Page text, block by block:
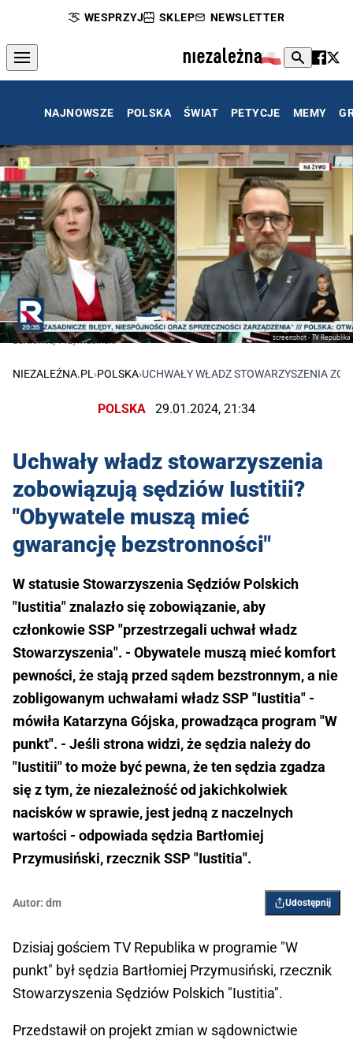
WESPRZYJ SKLEP NEWSLETTER
NAJNOWSZE POLSKA ŚWIAT PETYCJE MEMY
screenshot - TV Republika
Bartłomiej Przymusiński
NIEZALEŻNA.PL ›POLSKA›UCHWAŁY WŁADZ STOWARZYSZENIA
POLSKA 29.01.2024, 21:34
Uchwały władz stowarzyszenia
zobowiązują sędziów Iustitii?
"Obywatele muszą mieć
gwarancję bezstronności"
W statusie Stowarzyszenia Sędziów Polskich
"Iustitia" znalazło się zobowiązanie, aby
członkowie SSP "przestrzegali uchwał władz
Stowarzyszenia". - Obywatele muszą mieć komfort
pewności, że stają przed sądem bezstronnym, a nie
zobligowanym uchwałami władz SSP "Iustitia" -
mówiła Katarzyna Gójska, prowadząca program "W
punkt". - Jeśli strona widzi, że sędzia należy do
"Iustitii" to może być pewna, że ten sędzia zgadza
się z tym, że niezależność od jakichkolwiek
nacisków w sprawie, jest jedną z naczelnych
wartości - odpowiada sędzia Bartłomiej
Przymusiński, rzecznik SSP "Iustitia".
Autor: dm Udostępnij
Dzisiaj gościem TV Republika w programie "W
punkt" był sędzia Bartłomiej Przymusiński, rzecznik
Stowarzyszenia Sędziów Polskich "Iustitia".
Przedstawił on projekt zmian w sądownictwie